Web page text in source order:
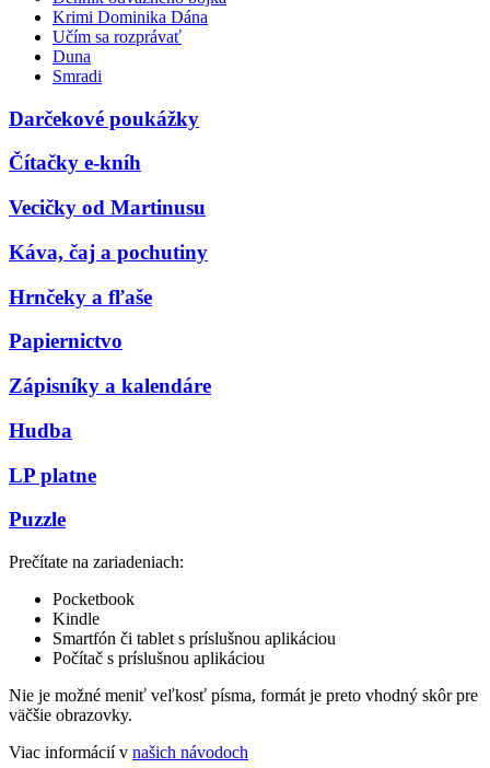
Krimi Dominika Dána
Učím sa rozprávať
Duna
Smradi
Darčekové poukážky
Čítačky e-kníh
Vecičky od Martinusu
Káva, čaj a pochutiny
Hrnčeky a fľaše
Papiernictvo
Zápisníky a kalendáre
Hudba
LP platne
Puzzle
Prečítate na zariadeniach:
Pocketbook
Kindle
Smartfón či tablet s príslušnou aplikáciou
Počítač s príslušnou aplikáciou
Nie je možné meniť veľkosť písma, formát je preto vhodný skôr pre
väčšie obrazovky.
Viac informácií v našich návodoch